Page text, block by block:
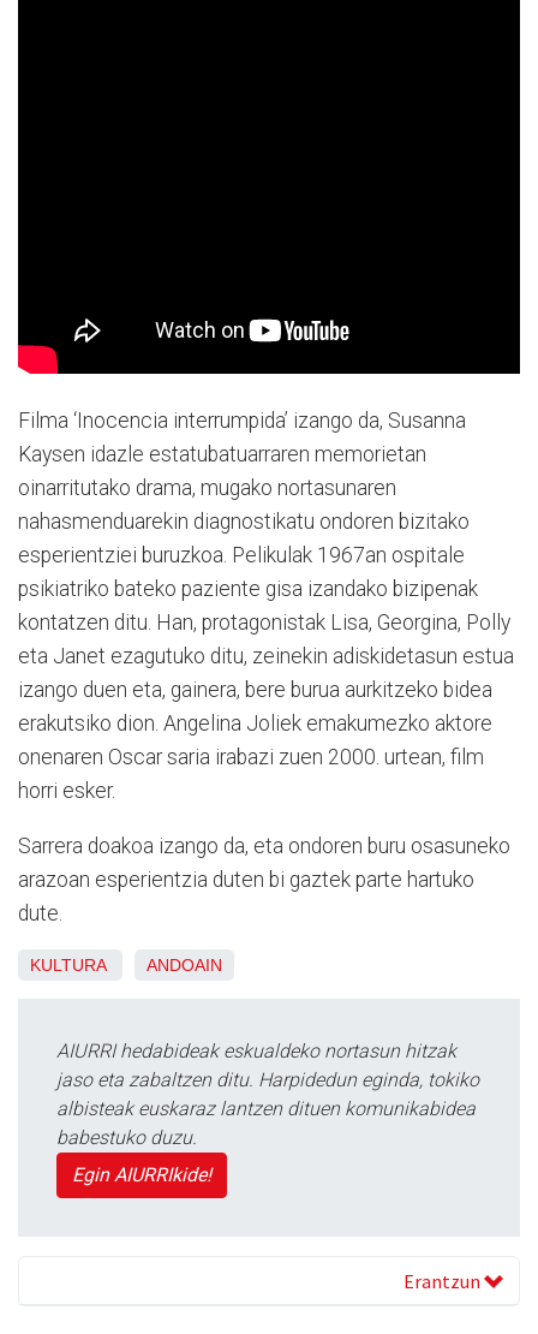
Filma ‘Inocencia interrumpida’ izango da, Susanna
Kaysen idazle estatubatuarraren memorietan
oinarritutako drama, mugako nortasunaren
nahasmenduarekin diagnostikatu ondoren bizitako
esperientziei buruzkoa. Pelikulak 1967an ospitale
psikiatriko bateko paziente gisa izandako bizipenak
kontatzen ditu. Han, protagonistak Lisa, Georgina, Polly
eta Janet ezagutuko ditu, zeinekin adiskidetasun estua
izango duen eta, gainera, bere burua aurkitzeko bidea
erakutsiko dion. Angelina Joliek emakumezko aktore
onenaren Oscar saria irabazi zuen 2000. urtean, film
horri esker.
Sarrera doakoa izango da, eta ondoren buru osasuneko
arazoan esperientzia duten bi gaztek parte hartuko
dute.
KULTURA ANDOAIN
AIURRI hedabideak eskualdeko nortasun hitzak
jaso eta zabaltzen ditu. Harpidedun eginda, tokiko
albisteak euskaraz lantzen dituen komunikabidea
babestuko duzu.
Egin AIURRIkide!
Erantzun